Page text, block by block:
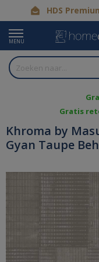
HDS
MENU
Gratis
Khroma by
Gyan Taupe